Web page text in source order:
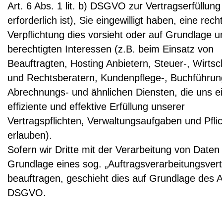
Art. 6 Abs. 1 lit. b) DSGVO zur Vertragserfüllung
erforderlich ist), Sie eingewilligt haben, eine
Verpflichtung dies vorsieht oder auf Grundlage
berechtigten Interessen (z.B. beim Einsatz von
Beauftragten, Hosting Anbietern, Steuer-,
und Rechtsberatern, Kundenpflege-,
Abrechnungs- und ähnlichen Diensten, die uns
effiziente und effektive Erfüllung unserer
Vertragspflichten, Verwaltungsaufgaben und
erlauben).
Sofern wir Dritte mit der Verarbeitung von Daten
Grundlage eines sog.
beauftragen, geschieht dies auf Grundlage des
DSGVO.